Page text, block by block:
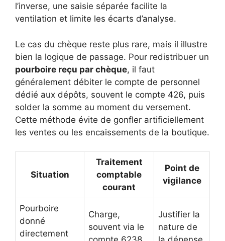
l’inverse, une saisie séparée facilite la
ventilation et limite les écarts d’analyse.
Le cas du chèque reste plus rare, mais il illustre
bien la logique de passage. Pour redistribuer un
pourboire reçu par chèque, il faut
généralement débiter le compte de personnel
dédié aux dépôts, souvent le compte 426, puis
solder la somme au moment du versement.
Cette méthode évite de gonfler artificiellement
les ventes ou les encaissements de la boutique.
Situation
Traitement
comptable
courant
Point de
vigilance
Pourboire
donné
directement
Charge,
souvent via le
Justifier la
nature de